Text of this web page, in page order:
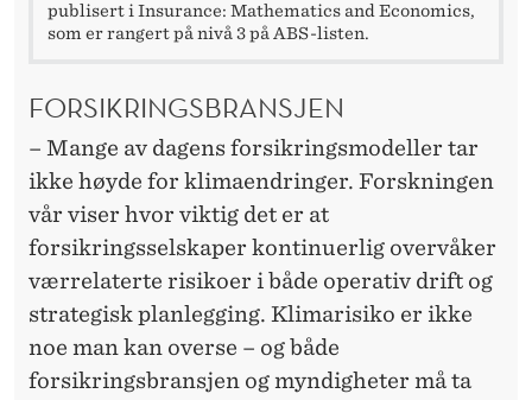
publisert i Insurance: Mathematics and Economics,
som er rangert på nivå 3 på ABS-listen.
FORSIKRINGSBRANSJEN
– Mange av dagens forsikringsmodeller tar
ikke høyde for klimaendringer. Forskningen
vår viser hvor viktig det er at
forsikringsselskaper kontinuerlig overvåker
værrelaterte risikoer i både operativ drift og
strategisk planlegging. Klimarisiko er ikke
noe man kan overse – og både
forsikringsbransjen og myndigheter må ta